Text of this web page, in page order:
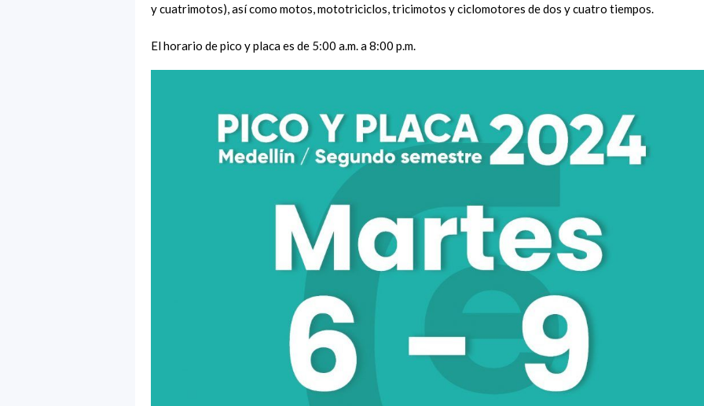
y cuatrimotos), así como motos, mototriciclos, tricimotos y ciclomotores de dos y cuatro tiempos.
El horario de pico y placa es de 5:00 a.m. a 8:00 p.m.